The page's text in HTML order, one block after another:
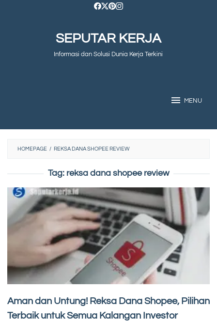
SEPUTAR KERJA
Informasi dan Solusi Dunia Kerja Terkini
MENU
HOMEPAGE / REKSA DANA SHOPEE REVIEW
Tag: reksa dana shopee review
Aman dan Untung! Reksa Dana Shopee, Pilihan
Terbaik untuk Semua Kalangan Investor